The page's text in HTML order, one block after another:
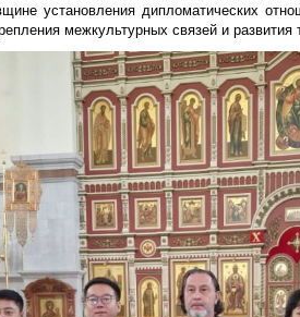
установления дипломатических
межкультурных связей и развития